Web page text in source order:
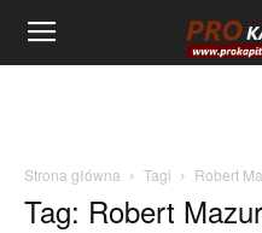
Strona główna Tagi Robert
Tag: Robert